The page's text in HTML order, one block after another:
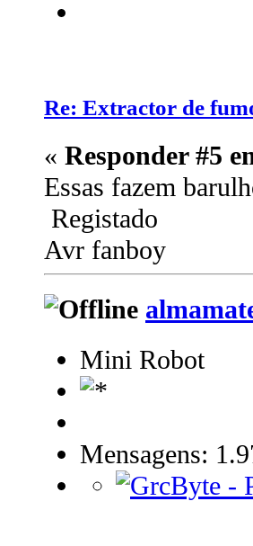
Re: Extractor de
« Responder #5
Essas fazem
Registado
Avr fanboy
Mini Robot
Mensagens: